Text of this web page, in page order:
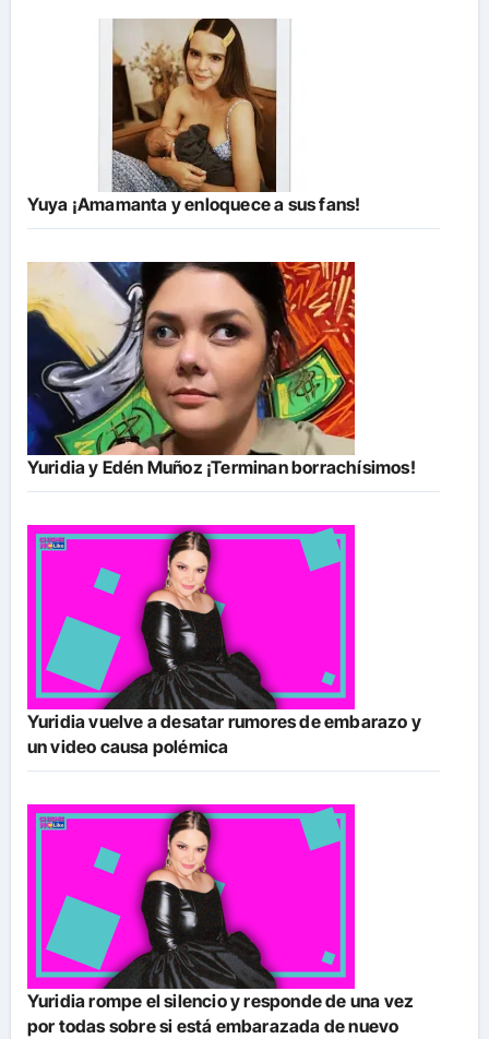
Yuya ¡Amamanta y enloquece a sus fans!
Yuridia y Edén Muñoz ¡Terminan borrachísimos!
Yuridia vuelve a desatar rumores de embarazo y
un video causa polémica
Yuridia rompe el silencio y responde de una vez
por todas sobre si está embarazada de nuevo